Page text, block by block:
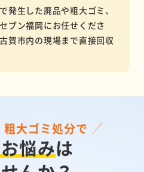
発生した廃品や粗大ゴミ、
ブン福岡にお任せくださ
賀市内の現場まで直接回収
大ゴミ処分で
悩みは